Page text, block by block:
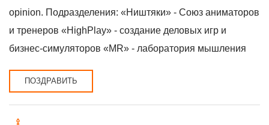
opinion. Подразделения: «Ништяки» - Союз аниматоров
и тренеров «HighPlay» - создание деловых игр и
бизнес-симуляторов «MR» - лаборатория мышления
ПОЗДРАВИТЬ